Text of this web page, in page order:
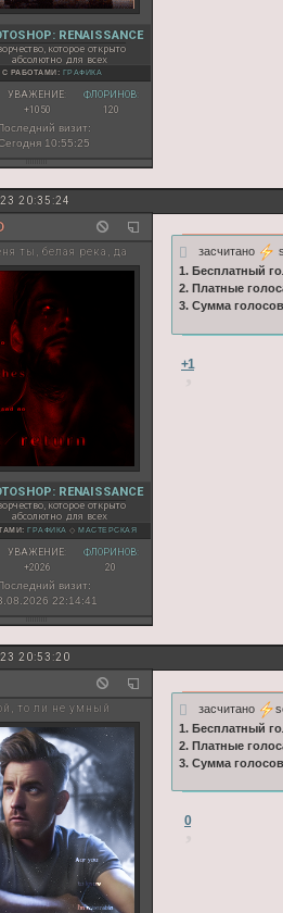
RENAISSANCE
которое открыто
абсолютно для всех
РАБОТАМИ: ГРАФИКА
УВАЖЕНИЕ:
+1050
ФЛОРИНОВ:
120
визит:
10:55:25
20:35:24
ты, белая река, да
RENAISSANCE
которое открыто
абсолютно для всех
ГРАФИКА ◇МАСТЕРСКАЯ
УВАЖЕНИЕ:
+2026
ФЛОРИНОВ:
20
визит:
22:14:41
засчитано
1. Бесплатный
2. Платные
3. Сумма
+1
20:53:20
то ли не умный засчитано
1. Бесплатный
2. Платные
3. Сумма
0